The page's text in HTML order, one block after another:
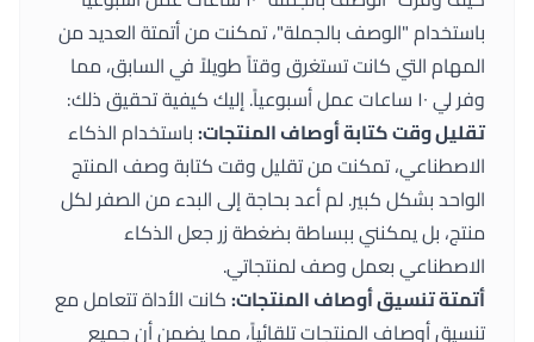
باستخدام "الوصف بالجملة"، تمكنت من أتمتة العديد من
المهام التي كانت تستغرق وقتاً طويلاً في السابق، مما
وفر لي ١٠ ساعات عمل أسبوعياً. إليك كيفية تحقيق ذلك:
تقليل وقت كتابة أوصاف المنتجات:باستخدام الذكاء
الاصطناعي، تمكنت من تقليل وقت كتابة وصف المنتج
الواحد بشكل كبير. لم أعد بحاجة إلى البدء من الصفر لكل
منتج، بل يمكنني ببساطة بضغطة زر جعل الذكاء
الاصطناعي بعمل وصف لمنتجاتي.
أتمتة تنسيق أوصاف المنتجات:كانت الأداة تتعامل مع
تنسيق أوصاف المنتجات تلقائياً، مما يضمن أن جميع